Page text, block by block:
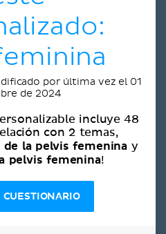
por última vez el 01
de 2024
incluye 48
con 2 temas,
de la pelvis femenina y
pelvis femenina!